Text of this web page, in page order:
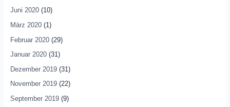
Juni 2020(10)
März 2020(1)
Februar 2020(29)
Januar 2020(31)
Dezember 2019(31)
November 2019(22)
September 2019(9)